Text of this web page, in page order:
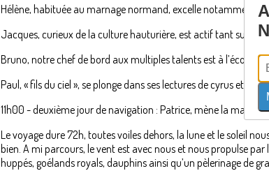
Hélène, habituée au marnage normand, excelle notamment
Jacques, curieux de la culture hauturière, est actif tant sur le
Bruno, notre chef de bord aux multiples talents est à l’écoute
Paul, « fils du ciel », se plonge dans ses lectures de cyrus et
11h00 - deuxième jour de navigation : Patrice, mène la
Le voyage dure 72h, toutes voiles dehors, la lune et le soleil
bien. A mi parcours, le vent est avec nous et nous propulse
huppés, goélands royals, dauphins ainsi qu’un pèlerinage de